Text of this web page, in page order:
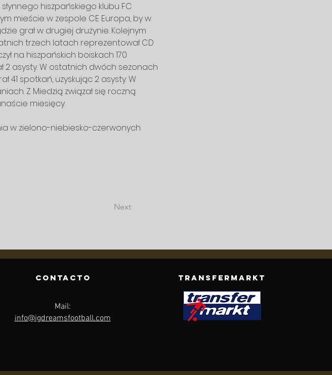
hiszpańskiego klubu FC
mieście w zespole CE Europa, by w
grał w drugiej drużynie. Kolejnym
trzech latach reprezentował CD
na hiszpańskich boiskach 170
2 asysty. W ostatnich dwóch sezonach
41 spotkań, uzyskując 2 asysty. W
Z Miedzią związał się roczną
miesięcy.
w zielono-niebiesko-czerwonych
Next
CONTACTO
Mail:
info@igdreamsfootball.com
TRANSFERMARKT